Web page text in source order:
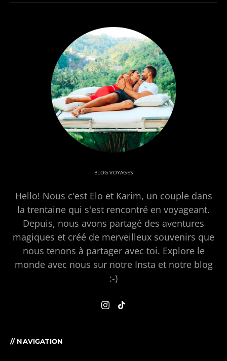
BLOG VOYAGES
Hello! Nous c'est Elo et Karim, un couple dans
la trentaine qui s'est rencontré en voyageant.
Depuis, nous avons partagé des aventures
magiques et créé de merveilleux souvenirs que
nous tenons à partager avec toi. Explore le
monde avec nous sur notre Insta et notre blog
:-)
// NAVIGATION